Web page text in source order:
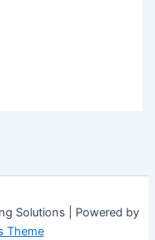
Solutions | Powered by
Theme